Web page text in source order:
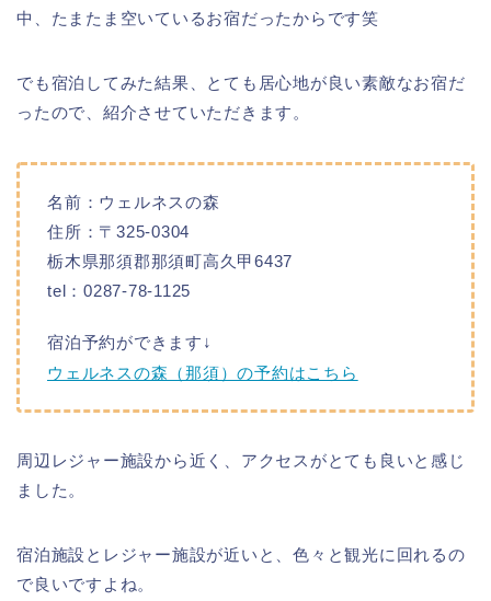
中、たまたま空いているお宿だったからです笑
でも宿泊してみた結果、とても居心地が良い素敵なお宿だ
ったので、紹介させていただきます。
名前：ウェルネスの森
住所：〒325-0304
栃木県那須郡那須町高久甲6437
tel：0287-78-1125
宿泊予約ができます↓
ウェルネスの森（那須）の予約はこちら
周辺レジャー施設から近く、アクセスがとても良いと感じ
ました。
宿泊施設とレジャー施設が近いと、色々と観光に回れるの
で良いですよね。